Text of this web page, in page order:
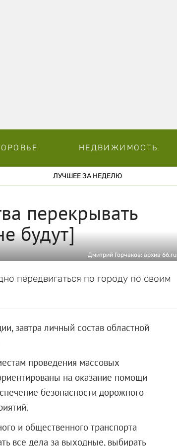
НЕДВИЖИМОСТЬ
ЛУЧШЕЕ ЗА НЕДЕЛЮ
перекрывать
будут]
Дмитрий Горчаков; архив 66.ru
передвигаться по городу по своим
завтра личный состав областной
проведения массовых
на оказание помощи
безопасности дорожного
и общественного транспорта
все дела за выходные, выбирать